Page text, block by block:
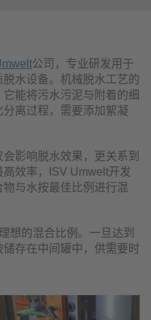
公司，专业研发用于
脱水设备。机械脱水工艺的
能将污水污泥与附着的细
离过程，需要添加絮凝
影响脱水效果，更关系到
效率，ISV Umwelt开发
与水按最佳比例进行混
想的混合比例。一旦达到
存在中间罐中，供需要时